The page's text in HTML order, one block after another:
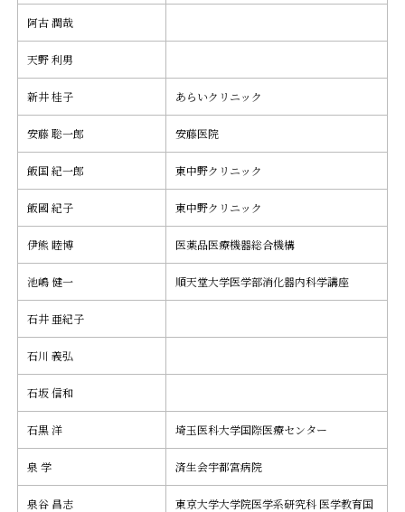
阿古 潤哉
天野 利男
新井 桂子 あらいクリニック
安藤 聡一郎 安藤医院
飯国 紀一郎 東中野クリニック
飯國 紀子 東中野クリニック
伊熊 睦博 医薬品医療機器総合機構
池嶋 健一 順天堂大学医学部消化器内科学講座
石井 亜紀子
石川 義弘
石坂 信和
石黒 洋 埼玉医科大学国際医療センター
泉 学 済生会宇都宮病院
泉谷 昌志
東京大学大学院医学系研究科 医学教育国